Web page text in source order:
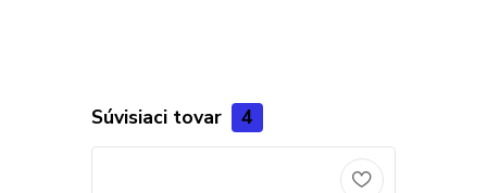
Súvisiaci tovar 4